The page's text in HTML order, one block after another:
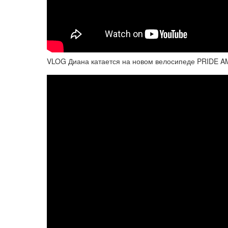
VLOG Диана катается на новом велосипеде PRIDE